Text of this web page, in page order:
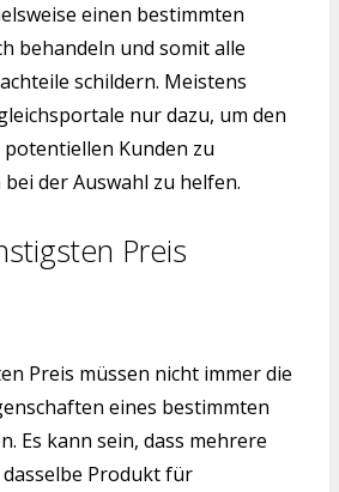
einen bestimmten
behandeln und somit alle
schildern. Meistens
nur dazu, um den
potentiellen Kunden zu
der Auswahl zu helfen.
Preis
Preis müssen nicht immer die
eines bestimmten
Es kann sein, dass mehrere
Produkt für